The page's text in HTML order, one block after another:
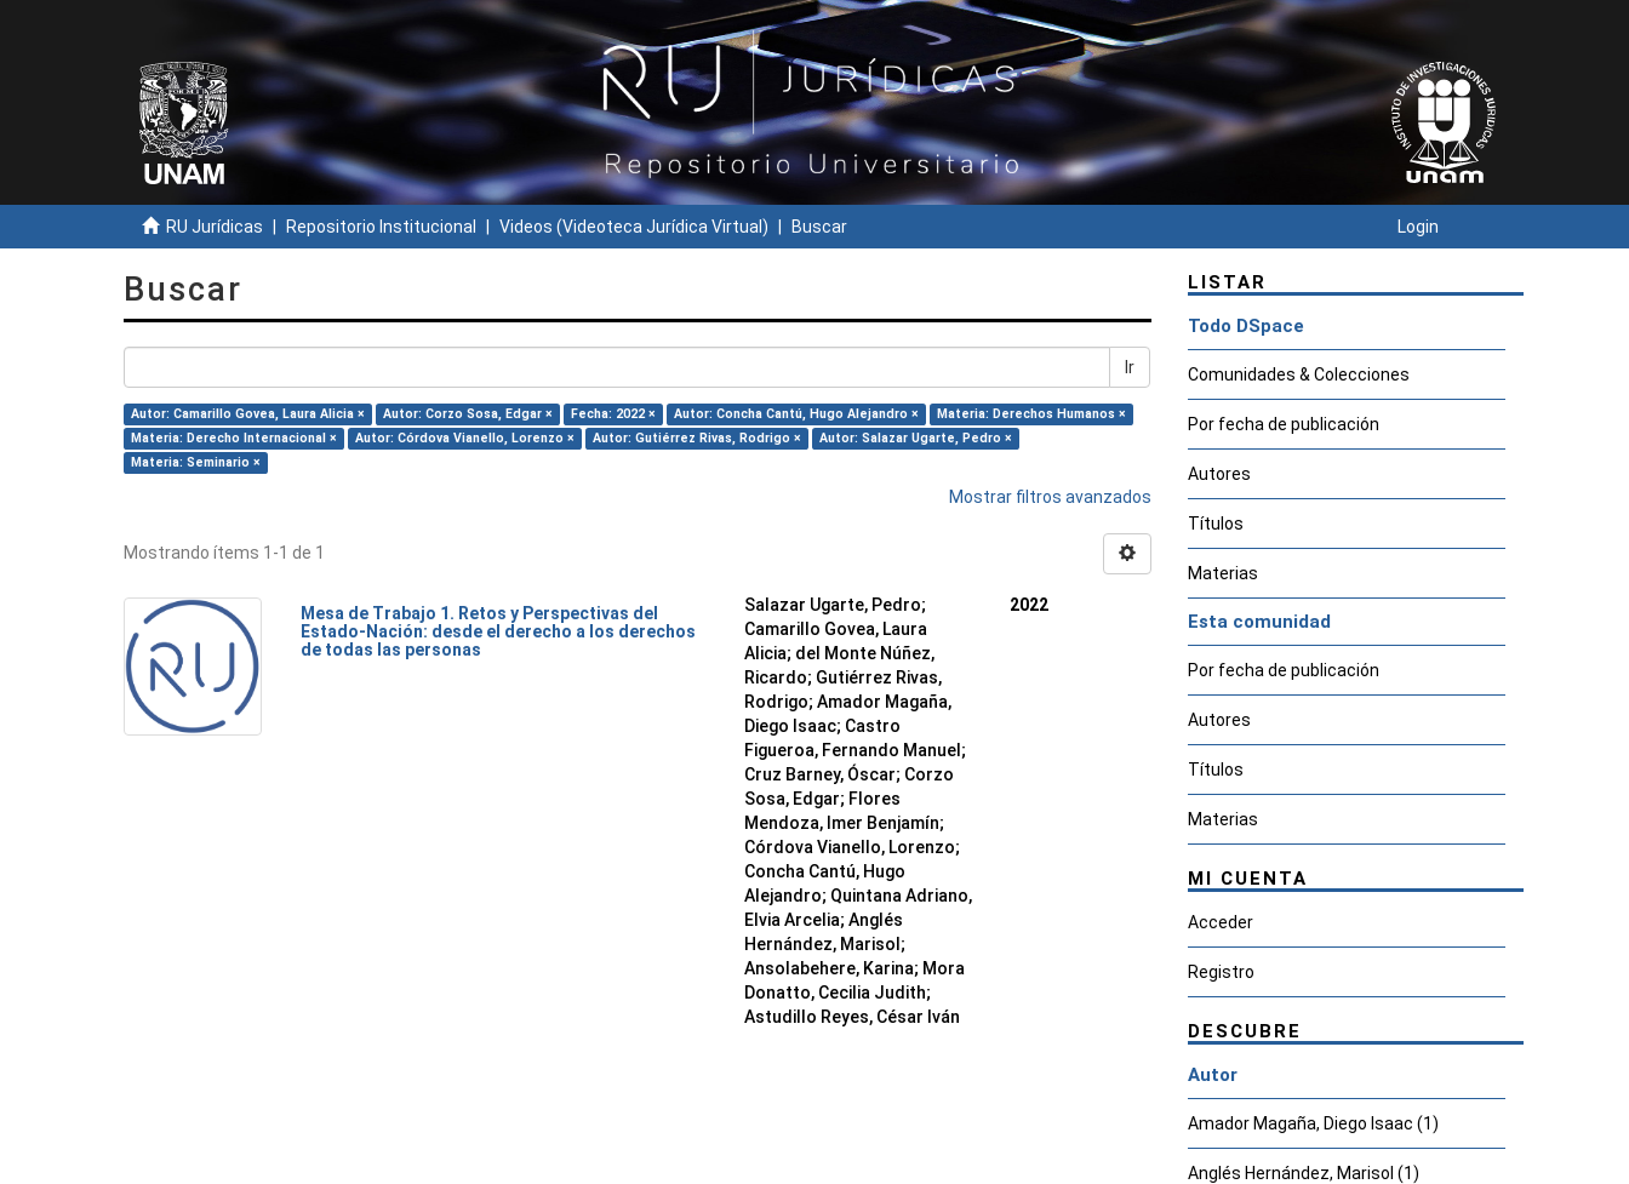
RU Jurídicas Repositorio Institucional Videos (Videoteca Jurídica Virtual) Buscar Login
Buscar
Ir
Autor: Camarillo Govea, Laura Alicia × Autor: Corzo Sosa, Edgar × Fecha: 2022 × Autor: Concha Cantú, Hugo Alejandro ×
Materia: Derechos Humanos ×
Materia: Derecho Internacional ×
Autor: Córdova Vianello, Lorenzo × Autor: Gutiérrez Rivas, Rodrigo ×
Autor: Salazar Ugarte, Pedro ×
Materia: Seminario ×
Mostrar filtros avanzados
Mostrando ítems 1-1 de 1
Mesa de Trabajo 1. Retos y Perspectivas del
Estado-Nación: desde el derecho a los derechos
de todas las personas
Salazar Ugarte, Pedro;
Camarillo Govea, Laura
Alicia; del Monte Núñez,
Ricardo; Gutiérrez Rivas,
Rodrigo; Amador Magaña,
Diego Isaac; Castro
Figueroa, Fernando Manuel ;
Cruz Barney, Óscar; Corzo
Sosa, Edgar; Flores
Mendoza, Imer Benjamín;
Córdova Vianello, Lorenzo;
Concha Cantú, Hugo
Alejandro; Quintana Adriano,
Elvia Arcelia; Anglés
Hernández, Marisol ;
Ansolabehere, Karina; Mora
Donatto, Cecilia Judith;
Astudillo Reyes, César Iván
2022
LISTAR
Todo DSpace
Comunidades & Colecciones
Por fecha de publicación
Autores
Títulos
Materias
Esta comunidad
Por fecha de publicación
Autores
Títulos
Materias
MI CUENTA
Acceder
Registro
DESCUBRE
Autor
Amador Magaña, Diego Isaac (1)
Anglés Hernández, Marisol (1)